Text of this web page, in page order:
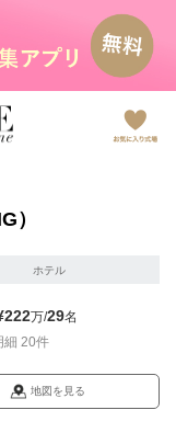
）
ホテル
万/29名
細 20件
地図を見る